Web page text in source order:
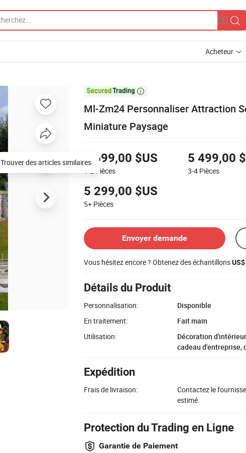
Acheteur

Ml-Zm24 Personnaliser Attraction
Miniature Paysage
5 699,00 $US
1-2Pièces
5 499,00
3-4 Pièces
5 299,00 $US
5+ Pièces
Envoyer demande
Vous hésitez encore ? Obtenez des échantillons
Détails du Produit
Personnalisation:
Disponible
En traitement:
Fait main
Utilisation:
Décoration
cadeau d'entreprise,
Expédition
Frais de livraison:
Contactez le
estimé.
Protection du Trading en Ligne
Garantie de Paiement
Trouver des articles similaires